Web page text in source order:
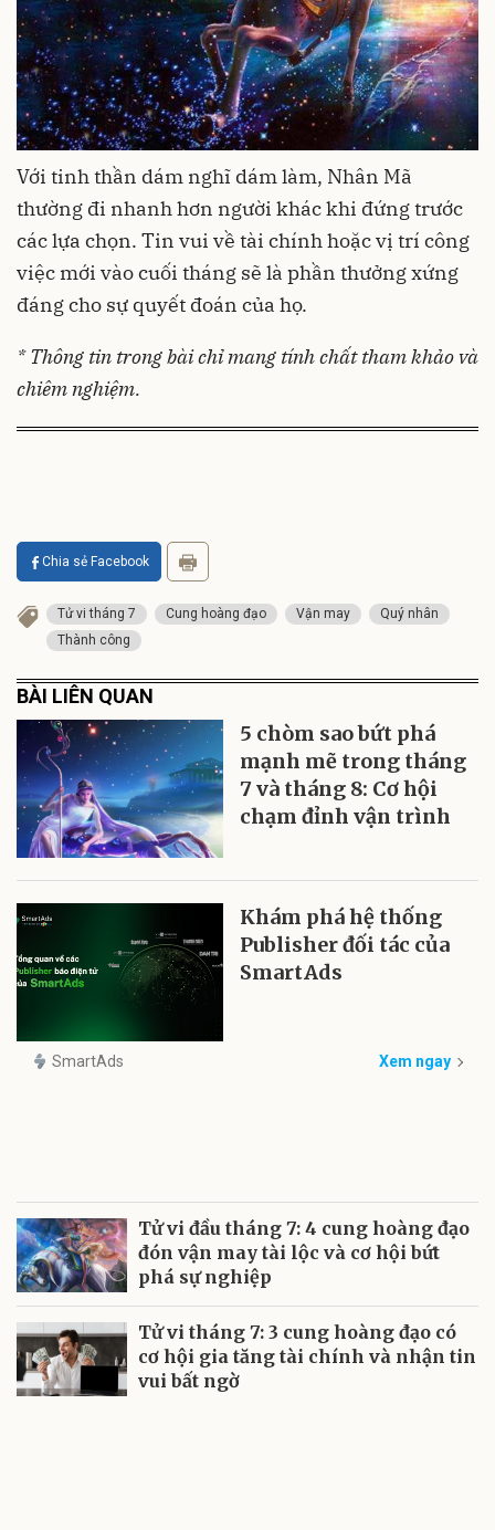
Với tinh thần dám nghĩ dám làm, Nhân Mã
thường đi nhanh hơn người khác khi đứng trước
các lựa chọn. Tin vui về tài chính hoặc vị trí công
việc mới vào cuối tháng sẽ là phần thưởng xứng
đáng cho sự quyết đoán của họ.
* Thông tin trong bài chỉ mang tính chất tham khảo và
chiêm nghiệm.
Chia sẻ Facebook
Tử vi tháng 7 Cung hoàng đạo Vận may
Quý nhân
Thành công
BÀI LIÊN QUAN
5 chòm sao bứt phá
mạnh mẽ trong tháng
7 và tháng 8: Cơ hội
chạm đỉnh vận trình
Khám phá hệ thống
Publisher đối tác của
SmartAds
SmartAds Xem ngay
Tử vi đầu tháng 7: 4 cung hoàng đạo
đón vận may tài lộc và cơ hội bứt
phá sự nghiệp
Tử vi tháng 7: 3 cung hoàng đạo có
cơ hội gia tăng tài chính và nhận tin
vui bất ngờ